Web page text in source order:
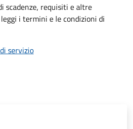
scadenze, requisiti e altre
i termini e le condizioni di
servizio